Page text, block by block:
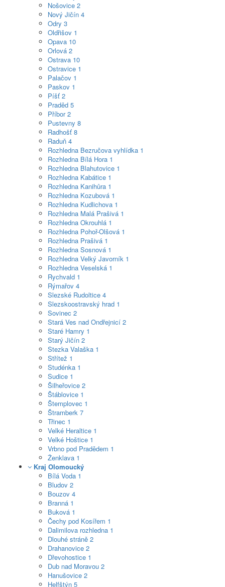
Nošovice 2
Nový Jičín 4
Odry 3
Oldřišov 1
Opava 10
Orlová 2
Ostrava 10
Ostravice 1
Palačov 1
Paskov 1
Píšť 2
Praděd 5
Příbor2
Pustevny 8
Radhošť 8
Raduň 4
Rozhledna Bezručova vyhlídka 1
Rozhledna Bílá Hora 1
Rozhledna Blahutovice 1
Rozhledna Kabátice 1
Rozhledna Kanihůra 1
Rozhledna Kozubová 1
Rozhledna Kudlichova 1
Rozhledna Malá Prašivá 1
Rozhledna Okrouhlá 1
Rozhledna Pohoř-Olšová 1
Rozhledna Prašivá 1
Rozhledna Sosnová 1
Rozhledna Velký Javorník 1
Rozhledna Veselská 1
Rychvald 1
Rýmařov 4
Slezské Rudoltice 4
Slezskoostravský hrad 1
Sovinec 2
Stará Ves nad Ondřejnicí 2
Staré Hamry 1
Starý Jičín 2
Stezka Valaška 1
Střítež 1
Studénka 1
Sudice 1
Šilheřovice 2
Štáblovice 1
Štemplovec 1
Štramberk 7
Třinec 1
Velké Heraltice 1
Velké Hoštice 1
Vrbno pod Pradědem 1
Ženklava 1
Kraj Olomoucký
Bílá Voda 1
Bludov 2
Bouzov 4
Branná 1
Buková 1
Čechy pod Kosířem 1
Dalimilova rozhledna 1
Dlouhé stráně 2
Drahanovice 2
Dřevohostice 1
Dub nad Moravou 2
Hanušovice 2
Helfštýn 5